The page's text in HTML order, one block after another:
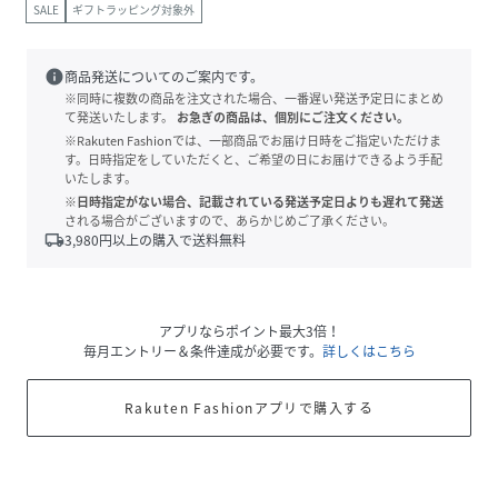
SALE ギフトラッピング対象外
info商品発送についてのご案内です。
※同時に複数の商品を注文された場合、一番遅い発送予定日にまとめ
て発送いたします。
お急ぎの商品は、個別にご注文ください。
※Rakuten Fashionでは、一部商品でお届け日時をご指定いただけま
す。日時指定をしていただくと、ご希望の日にお届けできるよう手配
いたします。
※日時指定がない場合、記載されている発送予定日よりも遅れて発送
される場合がございますので、あらかじめご了承ください。
local_shipping3,980円以上の購入で送料無料
アプリならポイント最大3倍！
毎月エントリー＆条件達成が必要です。 詳しくはこちら
Rakuten Fashionアプリで購入する